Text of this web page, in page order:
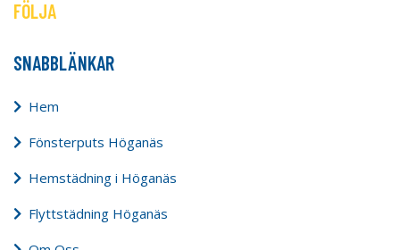
FÖLJA
SNABBLÄNKAR
Hem
Fönsterputs Höganäs
Hemstädning i Höganäs
Flyttstädning Höganäs